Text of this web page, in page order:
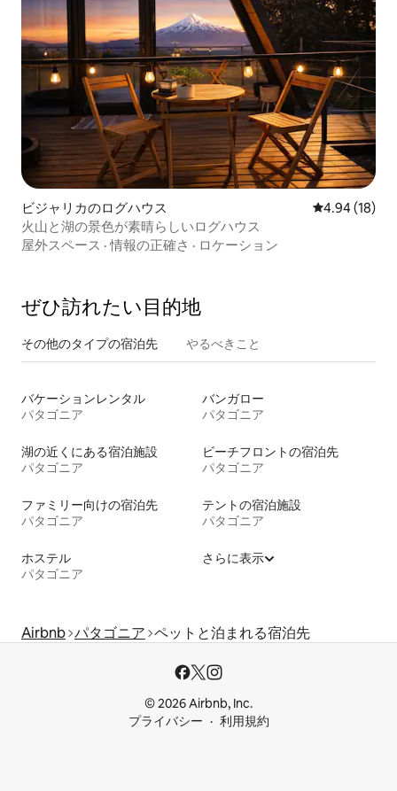
ビジャリカのログハウス レビュー18
4.94 (18)
火山と湖の景色が素晴らしいログハウス
屋外スペース ·情報の正確さ · ロケーション
ぜひ訪⁠れ⁠た⁠い目⁠的⁠地
その他のタ⁠イ⁠プ⁠の宿⁠泊⁠先 やるべきこと
バケーションレンタル
パタゴニア
バンガロー
パタゴニア
湖の近くにある宿泊施設
パタゴニア
ビーチフロントの宿泊先
パタゴニア
ファミリー向けの宿泊先
パタゴニア
テントの宿泊施設
パタゴニア
ホステル
パタゴニア
さらに表示
Airbnb パタゴニア ペットと泊まれる宿泊先
© 2026 Airbnb, Inc.
プライバシー
利用規約